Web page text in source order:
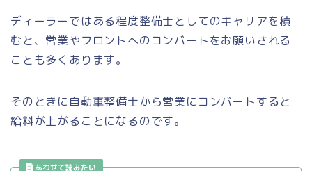
ディーラーではある程度整備士としてのキャリアを積
むと、営業やフロントへのコンバートをお願いされる
ことも多くあります。
そのときに自動車整備士から営業にコンバートすると
給料が上がることになるのです。